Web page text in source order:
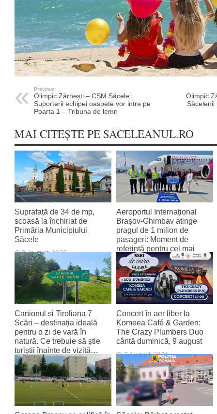
Previous:
Olimpic Zărnești – CSM Săcele:
Suporterii echipei oaspete vor intra pe
Poarta 1 – Tribuna de lemn
Olimpic
MAI CITEȘTE PE SACELEANUL.RO
Suprafață de 34 de mp,
scoasă la închiriat de
Primăria Municipiului
Săcele
8 August 2026
Aeroportul Internațional
Brașov‑Ghimbav atinge
pragul de 1 milion de
pasageri: Moment de
referință pentru cel mai
tânăr aeroport al țării
8 August 2026
Canionul și Tiroliana 7
Scări – destinația ideală
pentru o zi de vară în
natură. Ce trebuie să știe
turiștii înainte de vizită…
7 August 2026
Concert în aer liber la
Komeea Café & Garden:
The Crazy Plumbers Duo
cântă duminică, 9 august
7 August 2026